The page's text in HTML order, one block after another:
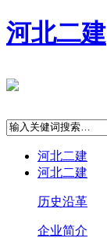
河北二建
河北二建
河北二建
历史沿革
企业简介